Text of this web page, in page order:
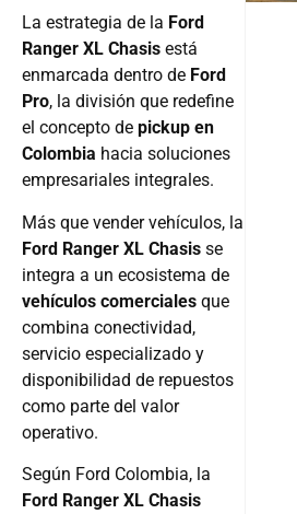
La estrategia de la Ford
Ranger XL Chasis está
enmarcada dentro de Ford
Pro, la división que redefine
el concepto de pickup en
Colombia hacia soluciones
empresariales integrales.
Más que vender vehículos, la
Ford Ranger XL Chasis se
integra a un ecosistema de
vehículos comerciales que
combina conectividad,
servicio especializado y
disponibilidad de repuestos
como parte del valor
operativo.
Según Ford Colombia, la
Ford Ranger XL Chasis